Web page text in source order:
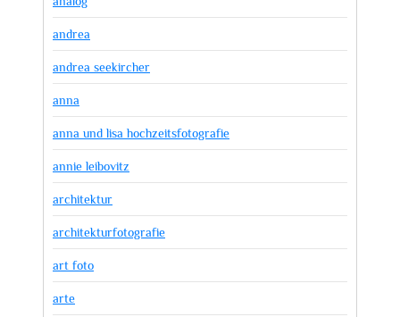
andrea
andrea seekircher
anna
anna und lisa hochzeitsfotografie
annie leibovitz
architektur
architekturfotografie
art foto
arte